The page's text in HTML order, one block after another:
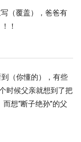
（覆盖），爸爸有
！
（你懂的），有些
时候父亲就想到了把
想“断子绝孙”的父